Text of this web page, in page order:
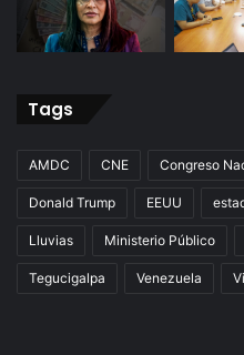
Tags
AMDC CNE Congreso
Donald Trump EEUU
Lluvias Ministerio Público
Tegucigalpa Venezuela